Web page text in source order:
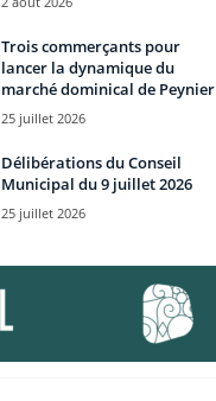
Trois commerçants pour
lancer la dynamique du
marché dominical de Peynier
25 juillet 2026
Délibérations du Conseil
Municipal du 9 juillet 2026
25 juillet 2026